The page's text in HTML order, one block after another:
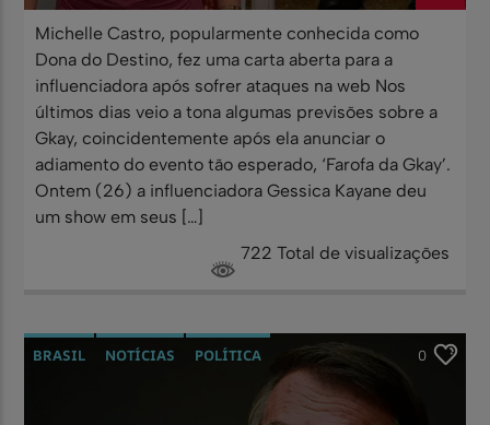
Michelle Castro, popularmente conhecida como
Dona do Destino, fez uma carta aberta para a
influenciadora após sofrer ataques na web Nos
últimos dias veio a tona algumas previsões sobre a
Gkay, coincidentemente após ela anunciar o
adiamento do evento tão esperado, ‘Farofa da Gkay’.
Ontem (26) a influenciadora Gessica Kayane deu
um show em seus […]
722 Total de visualizações
BRASIL NOTÍCIAS POLÍTICA 0